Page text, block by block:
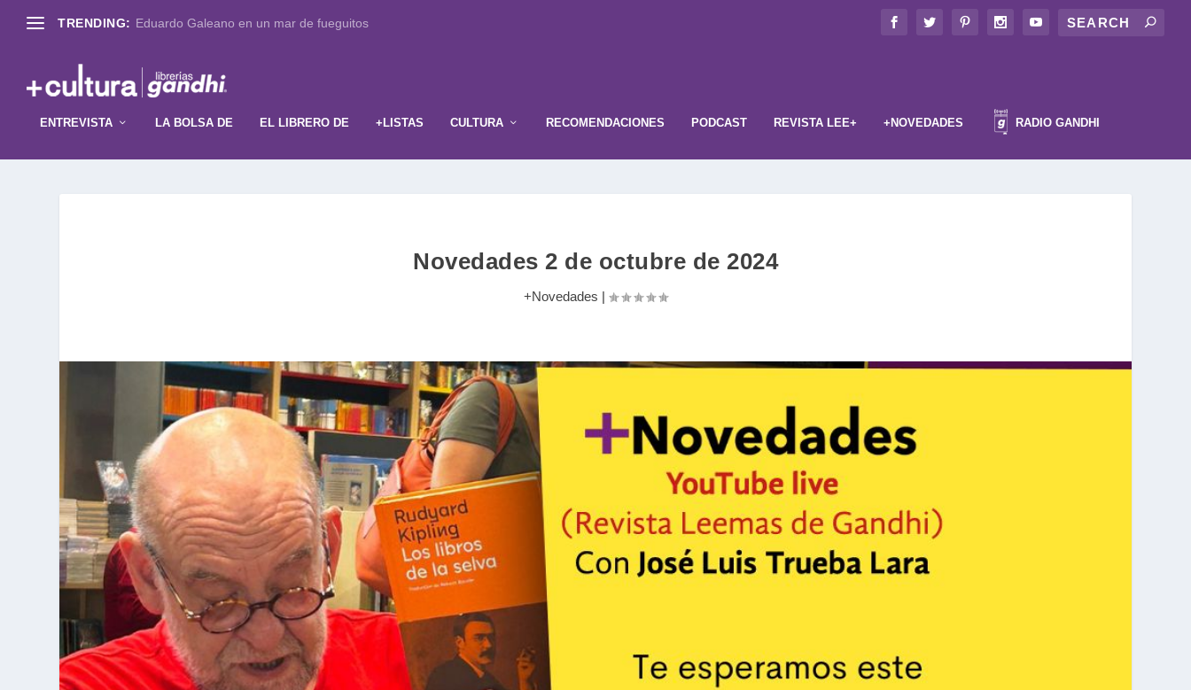
TRENDING: Eduardo Galeano en un mar de fueguitos
ENTREVISTA LA BOLSA DE EL LIBRERO DE +LISTAS CULTURA RECOMENDACIONES PODCAST REVISTA LEE+ +NOVEDADES RADIO GANDHI
Novedades 2 de octubre de 2024
+Novedades |